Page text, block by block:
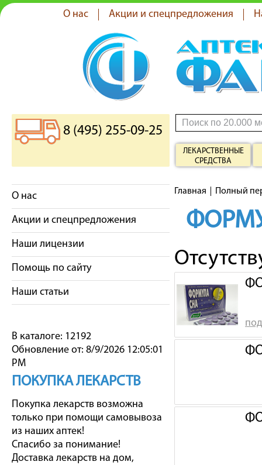
О нас Акции и спецпредложения
8 (495) 255-09-25
ЛЕКАРСТВЕННЫЕ
СРЕДСТВА
О нас
Акции и спецпредложения
Наши лицензии
Помощь по сайту
Наши статьи
В каталоге: 12192
Обновление от: 8/9/2026 12:05:01
PM
ПОКУПКА ЛЕКАРСТВ
Покупка лекарств возможна
только при помощи самовывоза
из наших аптек!
Спасибо за понимание!
Доставка лекарств на дом,
Главная Полный